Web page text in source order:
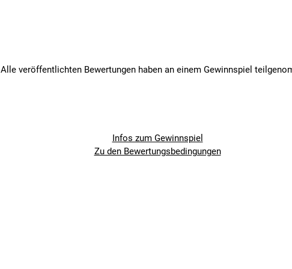
Alle veröffentlichten Bewertungen haben an einem Gewinnspiel
Infos zum Gewinnspiel
Zu den Bewertungsbedingungen